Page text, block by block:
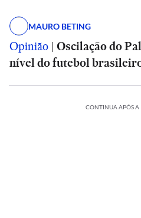
MAURO BETING
Opinião | Oscilação do
nível do futebol
CONTINUA APÓS A